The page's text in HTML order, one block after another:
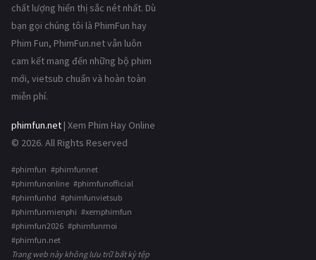
chất lượng hiển thị sắc nét nhất. Dù
bạn gọi chúng tôi là PhimFun hay
Phim Fun, PhimFun.net vẫn luôn
cam kết mang đến những bộ phim
mới, vietsub chuẩn và hoàn toàn
miễn phí.
phimfun.net | Xem Phim Hay Online
© 2026. All Rights Reserved
#phimfun #phimfunnet
#phimfunonline #phimfunofficial
#phimfunhd #phimfunvietsub
#phimfunmienphi #xemphimfun
#phimfun2026 #phimfunmoi
#phimfun.net
Trang web này không lưu trữ bất kỳ tệp